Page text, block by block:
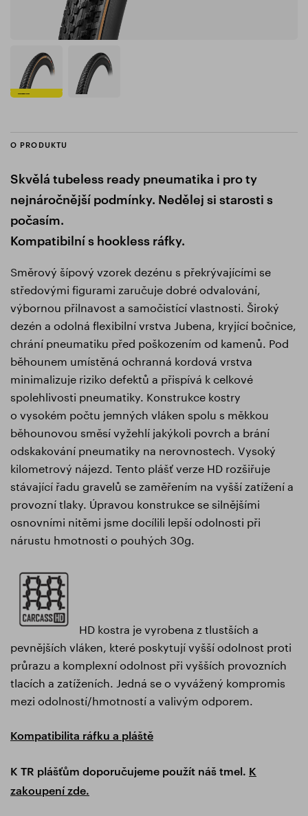
O PRODUKTU
Skvělá tubeless ready pneumatika i pro ty
nejnáročnější podmínky. Nedělej si starosti s
počasím.
Kompatibilní s hookless ráfky.
Směrový šípový vzorek dezénu s překrývajícími se
středovými figurami zaručuje dobré odvalování,
výbornou přilnavost a samočistící vlastnosti. Široký
dezén a odolná flexibilní vrstva Jubena, kryjící bočnice,
chrání pneumatiku před poškozením od kamenů. Pod
běhounem umístěná ochranná kordová vrstva
minimalizuje riziko defektů a přispívá k celkové
spolehlivosti pneumatiky. Konstrukce kostry
o vysokém počtu jemných vláken spolu s měkkou
běhounovou směsí vyžehlí jakýkoli povrch a brání
odskakování pneumatiky na nerovnostech. Vysoký
kilometrový nájezd. Tento plášť verze HD rozšiřuje
stávající řadu gravelů se zaměřením na vyšší zatížení a
provozní tlaky. Úpravou konstrukce se silnějšími
osnovními nitěmi jsme docílili lepší odolnosti při
nárustu hmotnosti o pouhých 30g.
HD kostra je vyrobena z tlustších a
pevnějších vláken, které poskytují vyšší odolnost proti
průrazu a komplexní odolnost při vyšších provozních
tlacích a zatíženích. Jedná se o vyvážený kompromis
mezi odolností/hmotností a valivým odporem.
Kompatibilita ráfku a pláště
K TR plášťům doporučujeme použít náš tmel. K
zakoupení zde.